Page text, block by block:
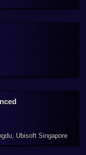
Ubisoft Singapore